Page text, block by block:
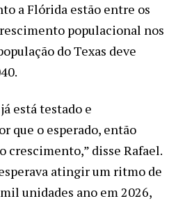
a Flórida estão entre os
populacional nos
do Texas deve
está testado e
que o esperado, então
crescimento,” disse Rafael.
atingir um ritmo de
unidades ano em 2026,